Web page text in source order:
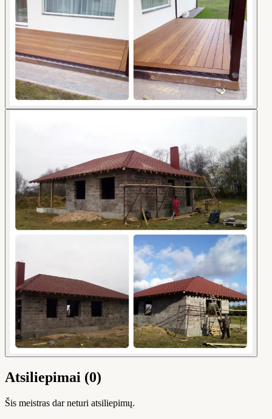
Atsiliepimai (0)
Šis meistras dar neturi atsiliepimų.